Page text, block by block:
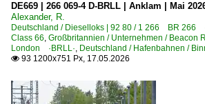
Basel Bad Bf
Bergen (Rügen)
Berlin Schönefeld Flughafen
Bienenbüttel
DE669 | 266 069-4 D-BRLL | Anklam | Mai
Alexander, R.
Deutschland / Dieselloks | 92 80 / 1 266 BR 266
Class 66, Großbritannien / Unternehmen / Beacon
London ·BRLL·, Deutschland / Hafenbahnen /
 93 1200x751 Px, 17.05.2026